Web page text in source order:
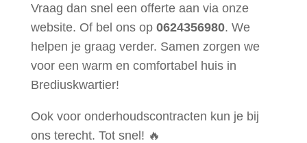
Vraag dan snel een offerte aan via onze
website. Of bel ons op 0624356980. We
helpen je graag verder. Samen zorgen we
voor een warm en comfortabel huis in
Brediuskwartier!
Ook voor onderhoudscontracten kun je bij
ons terecht. Tot snel! 🔥